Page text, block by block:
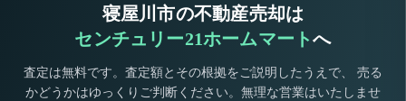
寝屋川市の不動産売却は
センチュリー21ホームマートへ
査定は無料です。査定額とその根拠をご説明したうえで、 売る
かどうかはゆっくりご判断ください。無理な営業はいたしませ